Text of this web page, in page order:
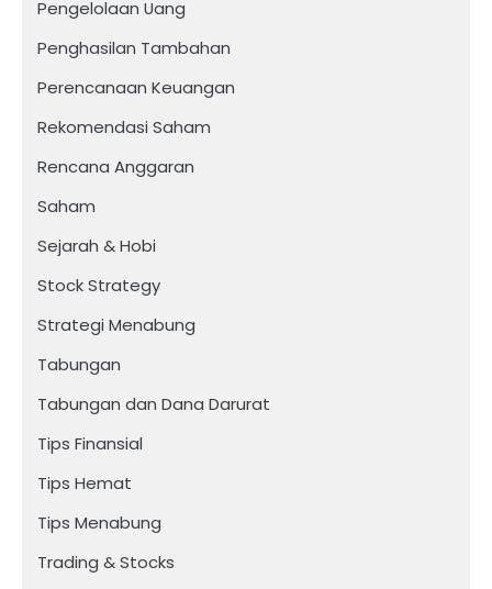
Pengelolaan Uang
Penghasilan Tambahan
Perencanaan Keuangan
Rekomendasi Saham
Rencana Anggaran
Saham
Sejarah & Hobi
Stock Strategy
Strategi Menabung
Tabungan
Tabungan dan Dana Darurat
Tips Finansial
Tips Hemat
Tips Menabung
Trading & Stocks